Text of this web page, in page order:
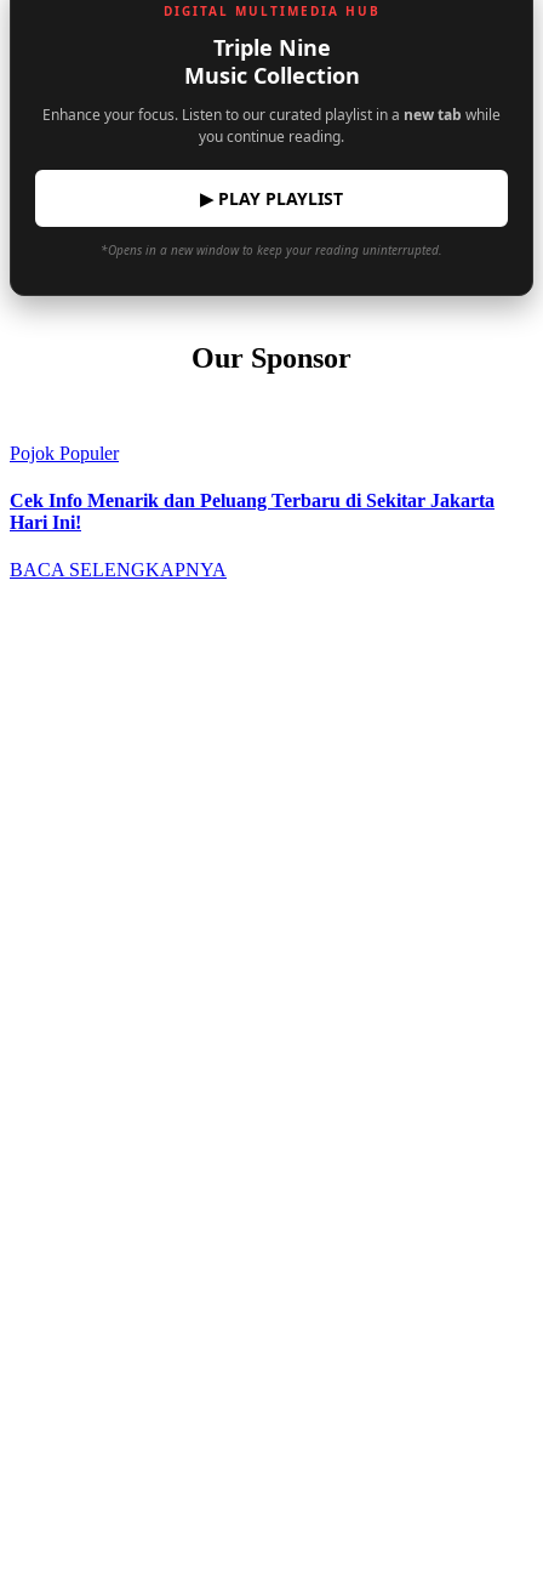
DIGITAL MULTIMEDIA HUB
Triple Nine
Music Collection
Enhance your focus. Listen to our curated playlist in a new tab while
you continue reading.
▶ PLAY PLAYLIST
*Opens in a new window to keep your reading uninterrupted.
Our Sponsor
Pojok Populer
Cek Info Menarik dan Peluang Terbaru di Sekitar Jakarta
Hari Ini!
BACA SELENGKAPNYA